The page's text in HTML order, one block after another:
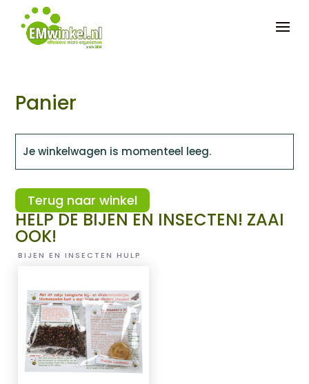
Panier
Je winkelwagen is momenteel leeg.
Terug naar winkel
HELP DE BIJEN EN INSECTEN! ZAAI
OOK!
BIJEN EN INSECTEN HULP